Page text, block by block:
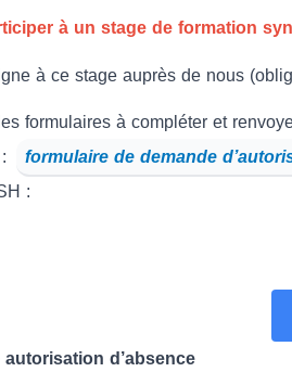
à un stage de formation
à ce stage auprès de nous
formulaires à compléter et
formulaire de demande
:
autorisation d’absence